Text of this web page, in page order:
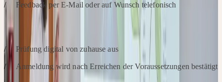
Feedback per E-Mail oder auf Wunsch telefonisch
PRÜFUNGSABLAUF & ORGANISATION
Prüfung digital von zuhause aus
Anmeldung wird nach Erreichen der Voraussetzungen bestätigt